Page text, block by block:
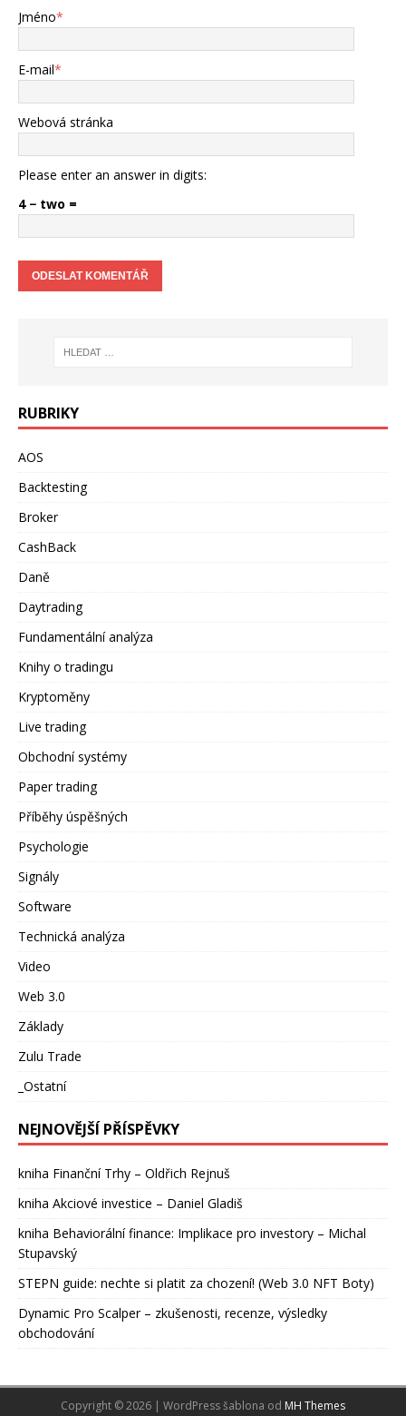
Jméno*
E-mail*
Webová stránka
Please enter an answer in digits:
4 − two =
RUBRIKY
AOS
Backtesting
Broker
CashBack
Daně
Daytrading
Fundamentální analýza
Knihy o tradingu
Kryptoměny
Live trading
Obchodní systémy
Paper trading
Příběhy úspěšných
Psychologie
Signály
Software
Technická analýza
Video
Web 3.0
Základy
Zulu Trade
_Ostatní
NEJNOVĚJŠÍ PŘÍSPĚVKY
kniha Finanční Trhy – Oldřich Rejnuš
kniha Akciové investice – Daniel Gladiš
kniha Behaviorální finance: Implikace pro investory – Michal
Stupavský
STEPN guide: nechte si platit za chození! (Web 3.0 NFT Boty)
Dynamic Pro Scalper – zkušenosti, recenze, výsledky
obchodování
Copyright © 2026 | WordPress šablona od MH Themes